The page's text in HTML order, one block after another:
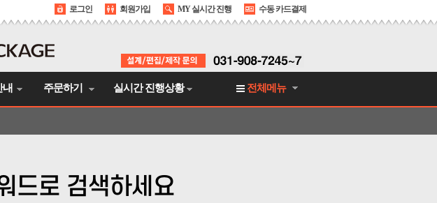
로그인 회원가입 MY 실시간 진행 수동 카드결제
전체메뉴
주문하기 실시간 진행상황
드로 검색하세요